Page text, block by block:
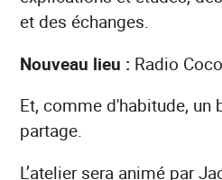
et des échanges.
Nouveau lieu : Radio
Et, comme d'habitude,
partage.
L’atelier sera animé par